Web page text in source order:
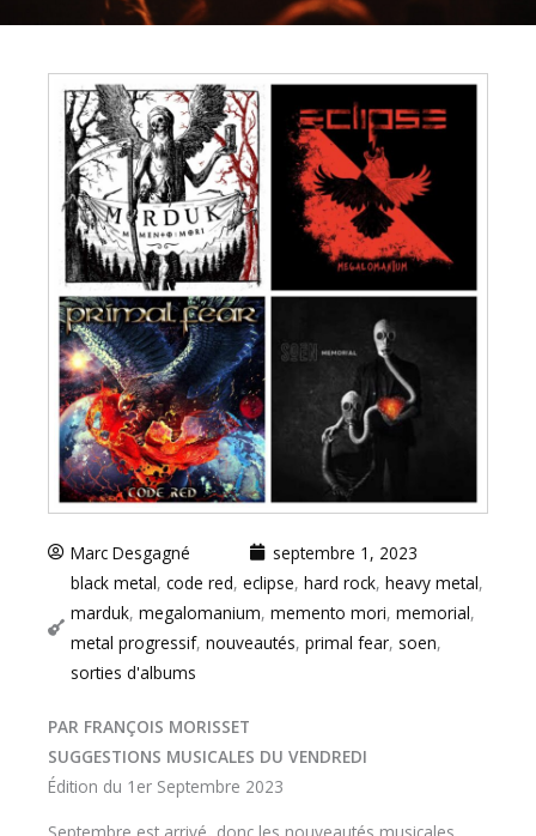
Marc Desgagné
septembre 1, 2023
black metal, code red, eclipse, hard rock, heavy metal,
marduk, megalomanium, memento mori, memorial,
metal progressif, nouveautés, primal fear, soen,
sorties d'albums
PAR FRANÇOIS MORISSET
SUGGESTIONS MUSICALES DU VENDREDI
Édition du 1er Septembre 2023